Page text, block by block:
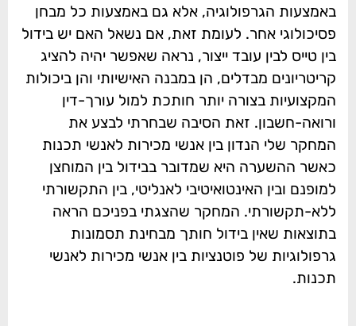
באמצעות הגרפולוגיה, אלא גם באמצעות כל מבחן
פסיכולוגי אחר. לעומת זאת, אם נשאל האם יש בידול
בין טייס לבין עובד ייצור, נראה שאפשר יהיה להציג
קריטריונים מבדלים, הן במבנה האישיותי והן ביכולות
המקצועיות בצורה יותר חותכת למול עורך-דין
ורואה-חשבון. זאת הסיבה שבחרתי לבצע את
המחקר שלי הנדון בין אנשי מכירות לאנשי תכנות
כאשר ההשערה היא שמדובר בבידול בין המוחצן
למופנם ובין האינטואיטיבי לאנליטי, בין התקשורתי
ללא-תקשורתי. המחקר שהצגתי בפניכם הראה
בתוצאות שאין בידול חותך מבחינת תסמונות
גרפולוגיות של פוטנציות בין אנשי מכירות לאנשי
תכנות.